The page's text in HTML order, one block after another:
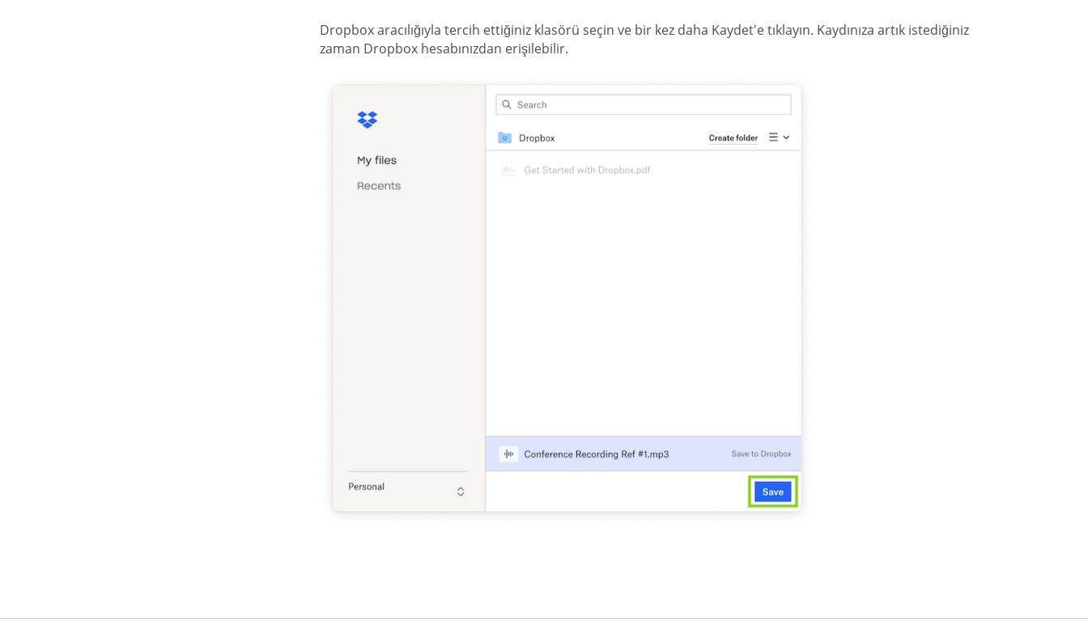
Dropbox aracılığıyla tercih ettiğiniz klasörü seçin ve bir kez daha Kaydet'e tıklayın. Kaydınıza artık istediğiniz
zaman Dropbox hesabınızdan erişilebilir.